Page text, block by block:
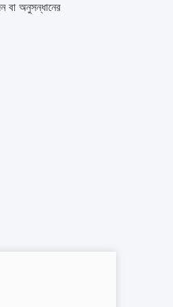
বা অনুসন্ধানের